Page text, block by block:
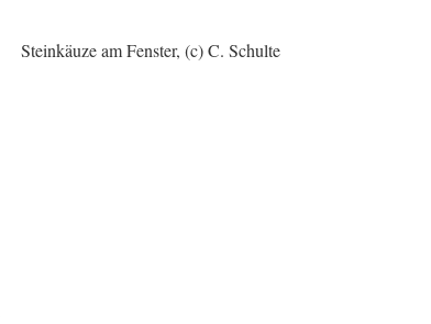
Steinkäuze am Fenster, (c) C. Schulte